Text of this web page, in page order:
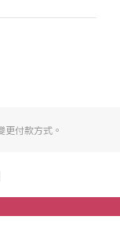
付款方式。